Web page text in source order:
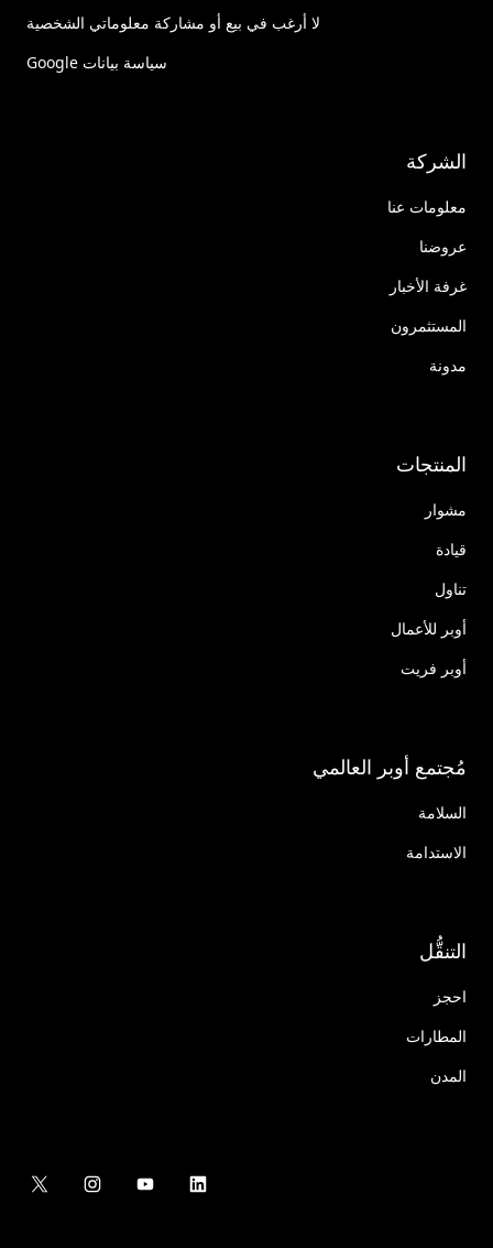
لا أرغب في بيع أو مشاركة معلوماتي الشخصية
سياسة بيانات Google
الشركة
معلومات عنا
عروضنا
غرفة الأخبار
المستثمرون
مدونة
المنتجات
مشوار
قيادة
تناول
أوبر للأعمال
أوبر فريت
مُجتمع أوبر العالمي
السلامة
الاستدامة
التنقُّل
احجز
المطارات
المدن